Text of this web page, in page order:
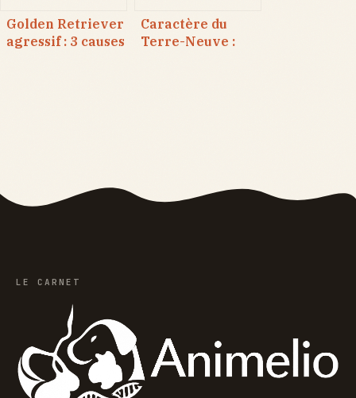
Golden Retriever
agressif : 3 causes
Caractère du
Terre-Neuve :
LE CARNET